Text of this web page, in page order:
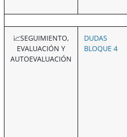
📈SEGUIMIENTO,
EVALUACIÓN Y
AUTOEVALUACIÓN
DUDAS
BLOQUE 4